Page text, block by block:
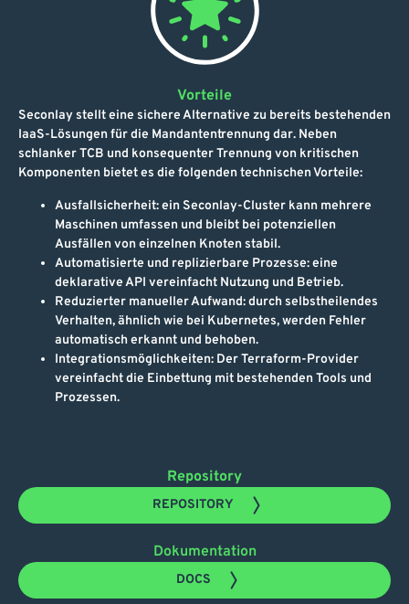
Vorteile
Seconlay stellt eine sichere Alternative zu bereits bestehenden
IaaS-Lösungen für die Mandantentrennung dar. Neben
schlanker TCB und konsequenter Trennung von kritischen
Komponenten bietet es die folgenden technischen Vorteile:
Ausfallsicherheit: ein Seconlay-Cluster kann mehrere
Maschinen umfassen und bleibt bei potenziellen
Ausfällen von einzelnen Knoten stabil.
Automatisierte und replizierbare Prozesse: eine
deklarative API vereinfacht Nutzung und Betrieb.
Reduzierter manueller Aufwand: durch selbstheilendes
Verhalten, ähnlich wie bei Kubernetes, werden Fehler
automatisch erkannt und behoben.
Integrationsmöglichkeiten: Der Terraform-Provider
vereinfacht die Einbettung mit bestehenden Tools und
Prozessen.
Repository
REPOSITORY
Dokumentation
DOCS